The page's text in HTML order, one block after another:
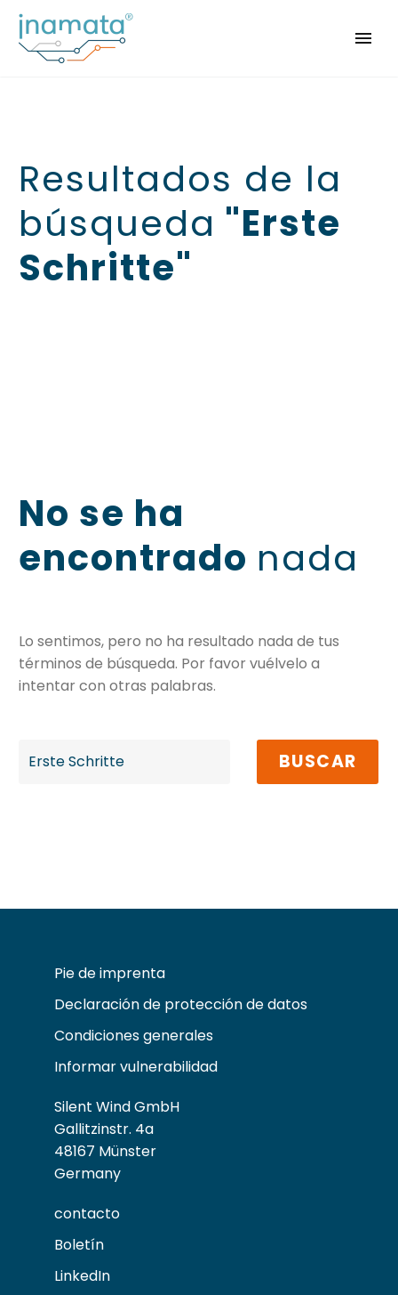
Resultados de la
búsqueda "Erste
Schritte"
No se ha
encontrado nada
Lo sentimos, pero no ha resultado nada de tus
términos de búsqueda. Por favor vuélvelo a
intentar con otras palabras.
BUSCAR
Pie de imprenta
Declaración de protección de datos
Condiciones generales
Informar vulnerabilidad
Silent Wind GmbH
Gallitzinstr. 4a
48167 Münster
Germany
contacto
Boletín
LinkedIn